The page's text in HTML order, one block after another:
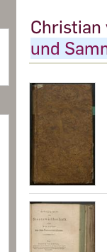
Christian
und